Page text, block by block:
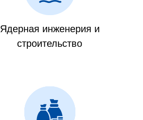
Ядерная инженерия и
строительство